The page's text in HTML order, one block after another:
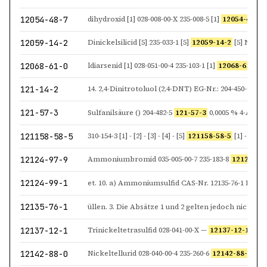
12054-48-7 dihydroxid [1] 028-008-00-X 235-008-5 [1] 12054-48-7
12059-14-2 Dinickelsilicid [5] 235-033-1 [5] 12059-14-2 [5]
12068-61-0 ldiarsenid [1] 028-051-00-4 235-103-1 [1] 12068-61-0
121-14-2 14. 2,4-Dinitrotoluol (2,4-DNT) EG-Nr.: 204-450-0
121-57-3 Sulfanilsäure () 204-482-5 121-57-3 0,0005 % 4-
121158-58-5 310-154-3 [1] - [2] - [3] - [4] - [5] 121158-58-5 [1] - [2] - [3]
12124-97-9 Ammoniumbromid 035-005-00-7 235-183-8 12124-
12124-99-1
12135-76-1
12137-12-1 Trinickeltetrasulfid 028-041-00-X — 12137-12-1
12142-88-0 Nickeltellurid 028-040-00-4 235-260-6 12142-88-0